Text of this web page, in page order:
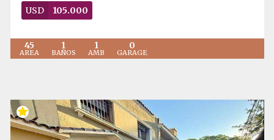
USD 105.000
45
AREA
1
BAÑOS
1
AMB
0
GARAGE